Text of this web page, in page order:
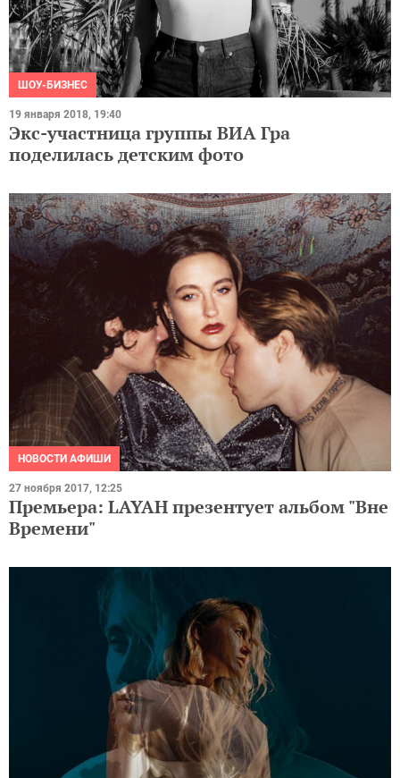
ШОУ-БИЗНЕС
19 января 2018, 19:40
Экс-участница группы ВИА Гра
поделилась детским фото
НОВОСТИ АФИШИ
27 ноября 2017, 12:25
Премьера: LAYAH презентует альбом "Вне
Времени"